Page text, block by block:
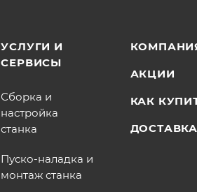
УСЛУГИ И
СЕРВИСЫ
Сборка и
настройка
станка
Пуско-наладка и
монтаж станка
АКЦИИ
КАК
ДОСТАВКА